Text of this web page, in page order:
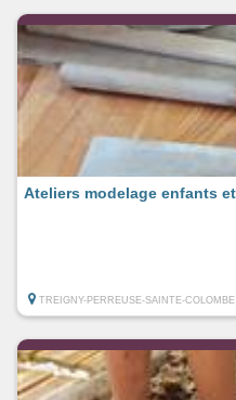
Ateliers modelage enfants
TREIGNY-PERREUSE-SAINTE-COLOMBE